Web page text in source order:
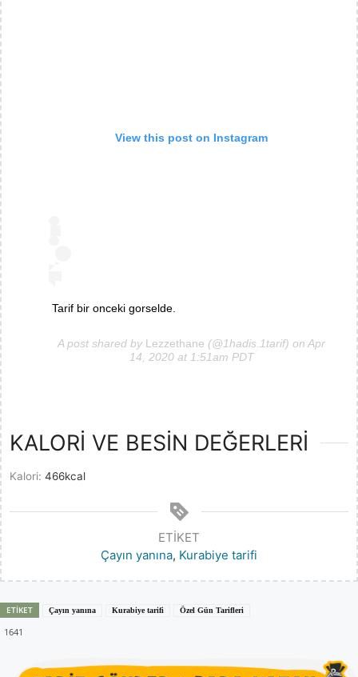
View this post on Instagram
Tarif bir onceki gorselde.
A post shared by Lezzethane (@1hadis.1tarif) on Apr
14, 2020 at 1:51am PDT
KALORİ VE BESİN DEĞERLERİ
Kalori: 466kcal
ETIKET
Çayın yanına, Kurabiye tarifi
ETIKET Çayın yanına Kurabiye tarifi Özel Gün Tarifleri
1641